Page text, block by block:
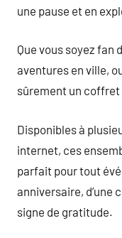
une pause et en
Que vous soyez fan
aventures en ville,
sûrement un coffret
Disponibles à
internet, ces
parfait pour tout
anniversaire, d’une
signe de gratitude.